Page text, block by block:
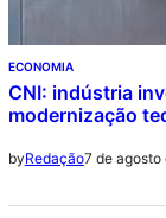
ECONOMIA
CNI: indústria
modernização
byRedação7 de agosto